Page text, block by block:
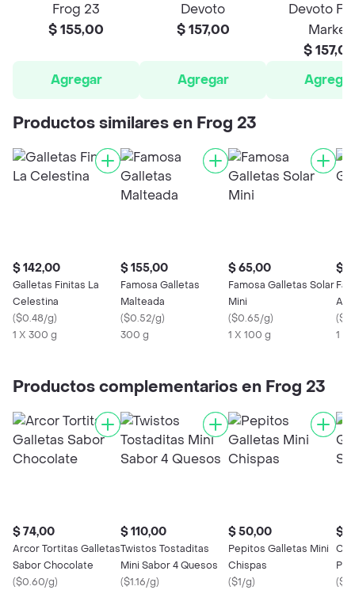
Frog 23
$ 155,00
Agregar
Devoto
$ 157,00
Agregar
Devoto
Market
$
Agregar
Productos similares en Frog 23
$ 142,00
Galletas Finitas La
Celestina
($0.48/g)
1 X 300 g
$ 155,00
Famosa Galletas
Malteada
($0.52/g)
300 g
$ 65,00
Famosa Galletas Solar
Mini
($0.65/g)
1 X 100 g
$
(
1 X
Productos complementarios en Frog 23
$ 74,00
Arcor Tortitas Galletas
Sabor Chocolate
($0.60/g)
$ 110,00
Twistos Tostaditas
Mini Sabor 4 Quesos
($1.16/g)
$ 50,00
Pepitos Galletas Mini
Chispas
($1/g)
$
(